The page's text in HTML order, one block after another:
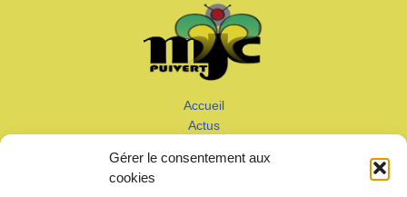
Gérer le consentement aux
cookies
Accueil
Actus
Adhérer
Galeries – Vidéos